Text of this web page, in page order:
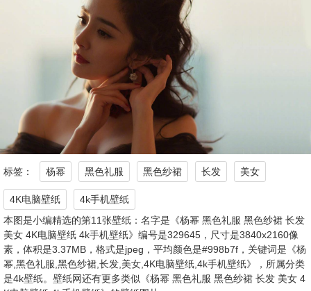
标签： 杨幂 黑色礼服 黑色纱裙 长发 美女
4K电脑壁纸
4k手机壁纸
本图是小编精选的第11张壁纸：名字是《杨幂 黑色礼服 黑色纱裙 长发
美女 4K电脑壁纸 4k手机壁纸》编号是329645，尺寸是3840x2160像
素，体积是3.37MB，格式是jpeg，平均颜色是#998b7f，关键词是《杨
幂,黑色礼服,黑色纱裙,长发,美女,4K电脑壁纸,4k手机壁纸》，所属分类
是4k壁纸。壁纸网还有更多类似《杨幂 黑色礼服 黑色纱裙 长发 美女 4